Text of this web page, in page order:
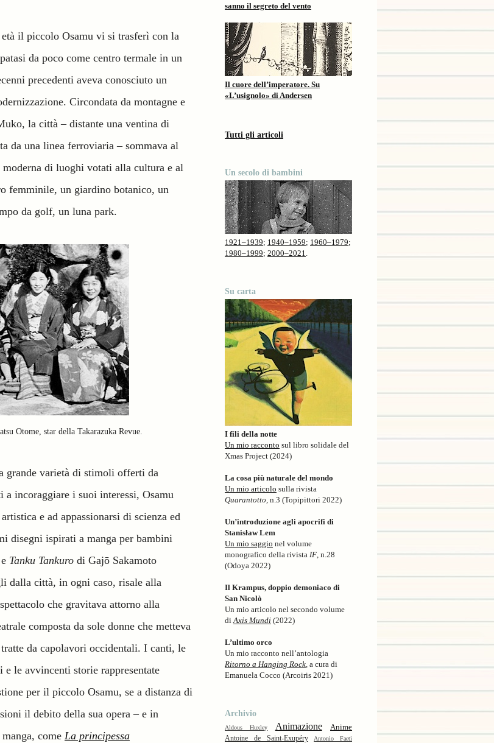
il piccolo Osamu vi si trasferì con la
da poco come centro termale in un
precedenti aveva conosciuto un
Circondata da montagne e
la città –distante una ventina di
da una linea ferroviaria – sommava al
di luoghi votati alla cultura e al
femminile, un giardino botanico, un
da golf, un luna park.
Otome, star della Takarazuka Revue.
grande varietà di stimoli offerti da
incoraggiare i suoi interessi, Osamu
e ad appassionarsi di scienza ed
disegni ispirati a manga per bambini
Tanku Tankuro di Gajō Sakamoto
dalla città, in ogni caso, risale alla
che gravitava attorno alla
composta da sole donne che metteva
da capolavori occidentali. I canti, le
le avvincenti storie rappresentate
per il piccolo Osamu, se a distanza di
il debito della sua opera – e in
come La principessa
sanno il segreto del vento
Il cuore dell’imperatore. Su
«L’usignolo» di Andersen
Tutti gli articoli
Un secolo di bambini
1921–1939; 1940–1959; 1960–1979;
1980–1999; 2000–2021.
Su carta
I fili della notte
Un mio racconto sul libro solidale del
Xmas Project (2024)
La cosa più naturale del mondo
Un mio articolo sulla rivista
Quarantotto, n.3 (Topipittori 2022)
Un’introduzione agli apocrifi di
Stanisław Lem
Un mio saggio nel volume
monografico della rivista IF, n.28
(Odoya 2022)
Il Krampus, doppio demoniaco di
San Nicolò
Un mio articolo nel secondo volume
diAxis Mundi (2022)
L’ultimo orco
Un mio racconto nell’antologia
Ritorno a Hanging Rock, a cura di
Emanuela Cocco (Arcoiris 2021)
Archivio
Aldous Huxley Animazione Anime
Antoine de Saint-Exupéry Antonio Faeti